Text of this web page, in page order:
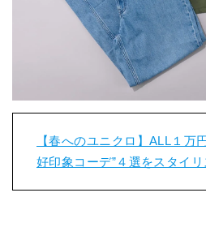
【春へのユニクロ】ALL１万
好印象コーデ”４選をスタイ